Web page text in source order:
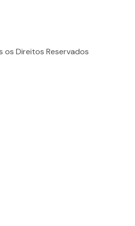
os Direitos Reservados